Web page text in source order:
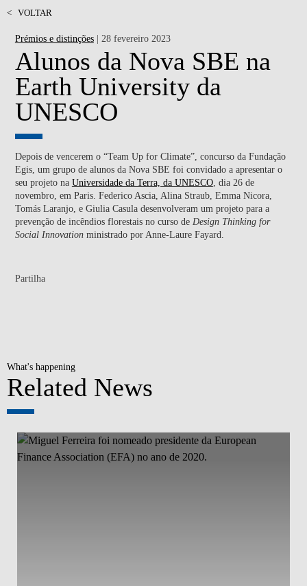
< VOLTAR
Prémios e distinções| 28 fevereiro 2023
Alunos da Nova SBE na
Earth University da
UNESCO
Depois de vencerem o “Team Up for Climate”, concurso da Fundação
Egis, um grupo de alunos da Nova SBE foi convidado a apresentar o
seu projeto na Universidade da Terra, da UNESCO, dia 26 de
novembro, em Paris. Federico Ascia, Alina Straub, Emma Nicora,
Tomás Laranjo, e Giulia Casula desenvolveram um projeto para a
prevenção de incêndios florestais no curso de Design Thinking for
Social Innovationministrado por Anne-Laure Fayard.
Partilha
What's happening
Related News